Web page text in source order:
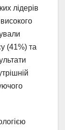
лідерів
(41%) та